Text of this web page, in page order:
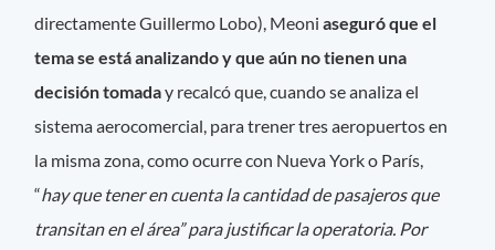
directamente Guillermo Lobo), Meoniaseguró que el
tema se está analizando y que aún no tienen una
decisión tomaday recalcó que, cuando se analiza el
sistema aerocomercial, para trener tres aeropuertos en
la misma zona, como ocurre con Nueva York o París,
“hay que tener en cuenta la cantidad de pasajeros que
transitan en el área” para justificar la operatoria. Por